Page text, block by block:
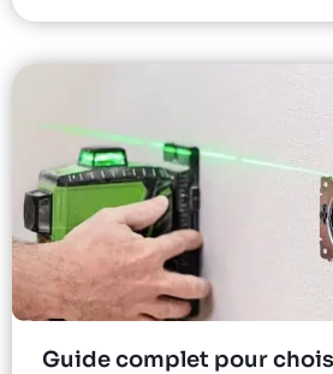
Guide complet pour